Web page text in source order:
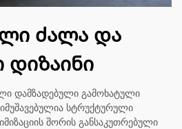
ძალა და
დამზადებული გამოხატული
სტრუქტურული
შორის განსაკუთრებული